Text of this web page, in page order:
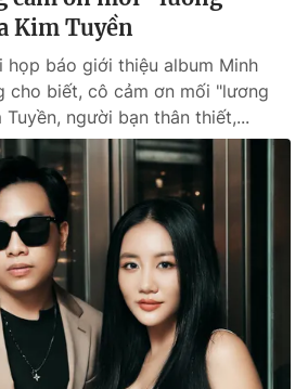
Kim Tuyền
họp báo giới thiệu album Minh
cho biết, cô cảm ơn mối "lương
người bạn thân thiết,...